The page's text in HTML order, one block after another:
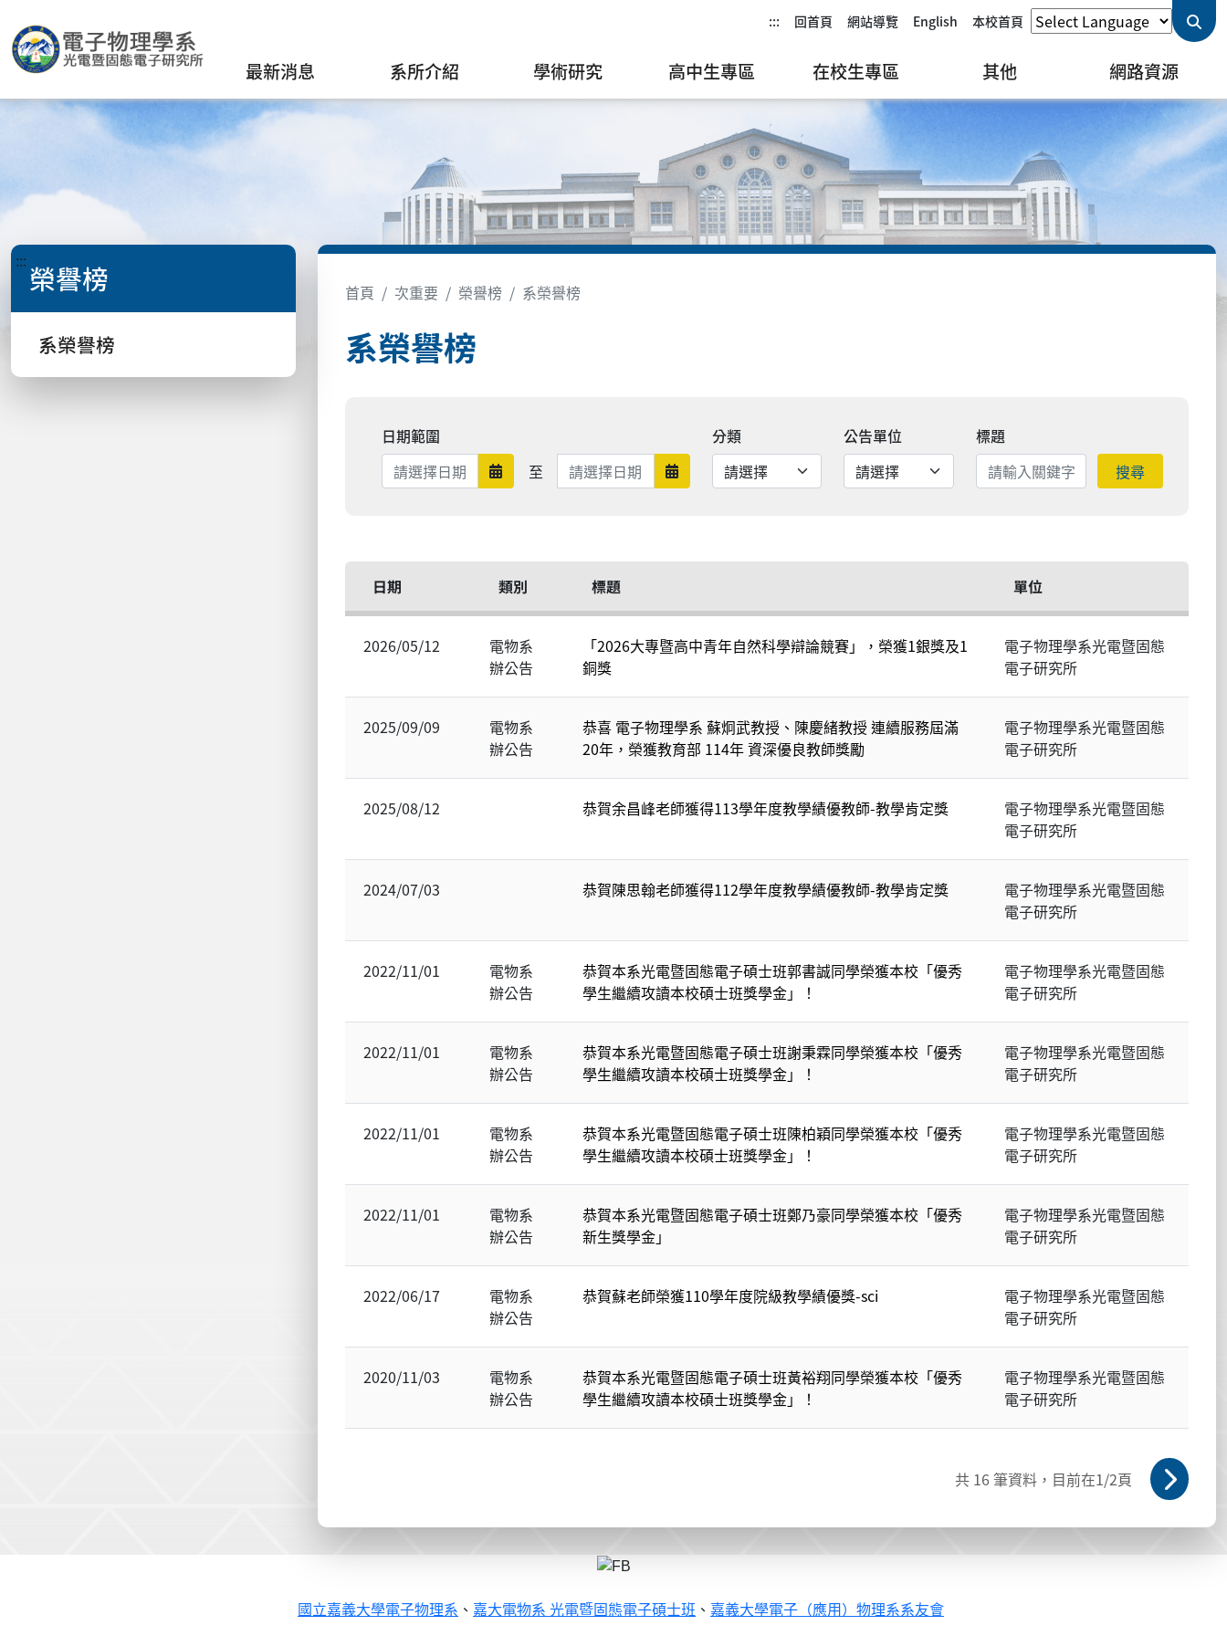
::: 回首頁 網站導覽 English 本校首頁
最新消息 系所介紹 學術研究 高中生專區 在校生專區 其他 網路資源
::: 榮譽榜
系榮譽榜
首頁 次重要 榮譽榜 系榮譽榜
系榮譽榜
日期範圍
日期範圍開始
至 日期範圍結束 日期範圍結束
分類 公告單位
標題
搜尋
日期 類別 標題 單位
2026/05/12
電物系
辦公告
「2026大專暨高中青年自然科學辯論競賽」，榮獲1銀獎及1
銅獎
電子物理學系光電暨固態
電子研究所
2025/09/09
電物系
辦公告
恭喜 電子物理學系 蘇炯武教授、陳慶緒教授 連續服務屆滿
20年，榮獲教育部 114年 資深優良教師獎勵
電子物理學系光電暨固態
電子研究所
2025/08/12 恭賀余昌峰老師獲得113學年度教學績優教師-教學肯定獎
電子物理學系光電暨固態
電子研究所
2024/07/03 恭賀陳思翰老師獲得112學年度教學績優教師-教學肯定獎
電子物理學系光電暨固態
電子研究所
2022/11/01
電物系
辦公告
恭賀本系光電暨固態電子碩士班郭書誠同學榮獲本校「優秀
學生繼續攻讀本校碩士班獎學金」！
電子物理學系光電暨固態
電子研究所
2022/11/01
電物系
辦公告
恭賀本系光電暨固態電子碩士班謝秉霖同學榮獲本校「優秀
學生繼續攻讀本校碩士班獎學金」！
電子物理學系光電暨固態
電子研究所
2022/11/01
電物系
辦公告
恭賀本系光電暨固態電子碩士班陳柏穎同學榮獲本校「優秀
學生繼續攻讀本校碩士班獎學金」！
電子物理學系光電暨固態
電子研究所
2022/11/01
電物系
辦公告
恭賀本系光電暨固態電子碩士班鄭乃豪同學榮獲本校「優秀
新生獎學金」
電子物理學系光電暨固態
電子研究所
2022/06/17
電物系
辦公告
恭賀蘇老師榮獲110學年度院級教學績優獎-sci
電子物理學系光電暨固態
電子研究所
2020/11/03
電物系
辦公告
恭賀本系光電暨固態電子碩士班黃裕翔同學榮獲本校「優秀
學生繼續攻讀本校碩士班獎學金」！
電子物理學系光電暨固態
電子研究所
共 16 筆資料，目前在1/2頁
國立嘉義大學電子物理系 、 嘉大電物系 光電暨固態電子碩士班 、 嘉義大學電子（應用）物理系系友會